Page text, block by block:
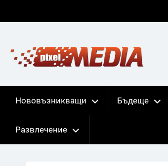
Нововъзникващи Бъдеще
Развлечение